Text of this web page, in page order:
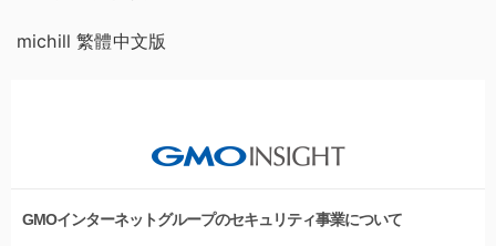
michill 繁體中文版
GMOインターネットグループのセキュリティ事業について